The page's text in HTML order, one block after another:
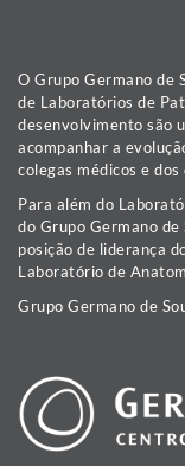
O Grupo Germano de
de Laboratórios de
desenvolvimento são
acompanhar a
colegas médicos e
Para além do
do Grupo Germano
posição de liderança
Laboratório de
Grupo Germano de